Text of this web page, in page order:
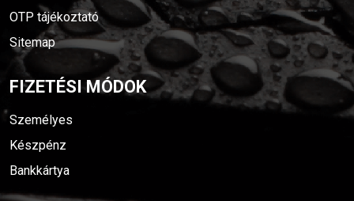
OTP tájékoztató
Sitemap
FIZETÉSI MÓDOK
Személyes
Készpénz
Bankkártya